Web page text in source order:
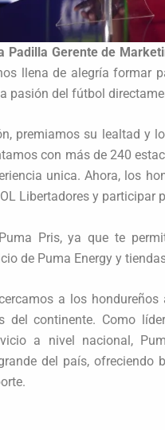
Padilla Gerente de
llena de alegría formar
pasión del fútbol
premiamos su lealtad y
con más de 240
unica. Ahora, los
Libertadores y participar
Pris, ya que te
de Puma Energy y
a los
del continente. Como
a nivel nacional,
del país, ofreciendo